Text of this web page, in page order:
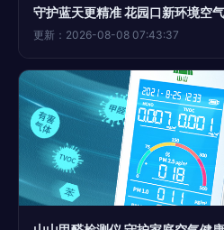
更新：2026-08-08 07:43:37